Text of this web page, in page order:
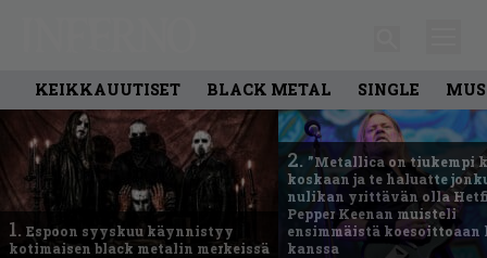
KEIKKAUUTISET BLACK METAL SINGLE
1. Espoon syyskuu käynnistyy
kotimaisen black metalin merkeissä
2. ”Metallica on tiukempi
koskaan ja te haluatte
nulikan yrittävän olla
Pepper Keenan muisteli
ensimmäistä
kanssa